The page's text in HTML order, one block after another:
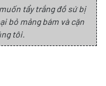
tẩy trắng đồ sứ bị
bỏ mảng bám và cặn
tôi.